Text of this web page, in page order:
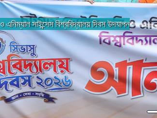
অনুষ্ঠিত ‘প্রযুক্তির ক্ষতিকর প্রভাব থেকে মুক্ত